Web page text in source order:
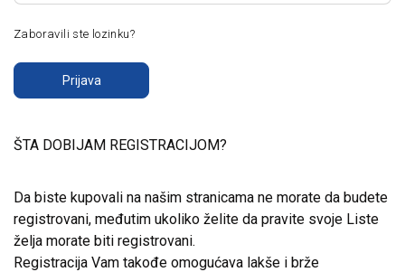
Zaboravili ste lozinku?
Prijava
ŠTA DOBIJAM REGISTRACIJOM?
Da biste kupovali na našim stranicama ne morate da budete
registrovani, međutim ukoliko želite da pravite svoje Liste
želja morate biti registrovani.
Registracija Vam takođe omogućava lakše i brže